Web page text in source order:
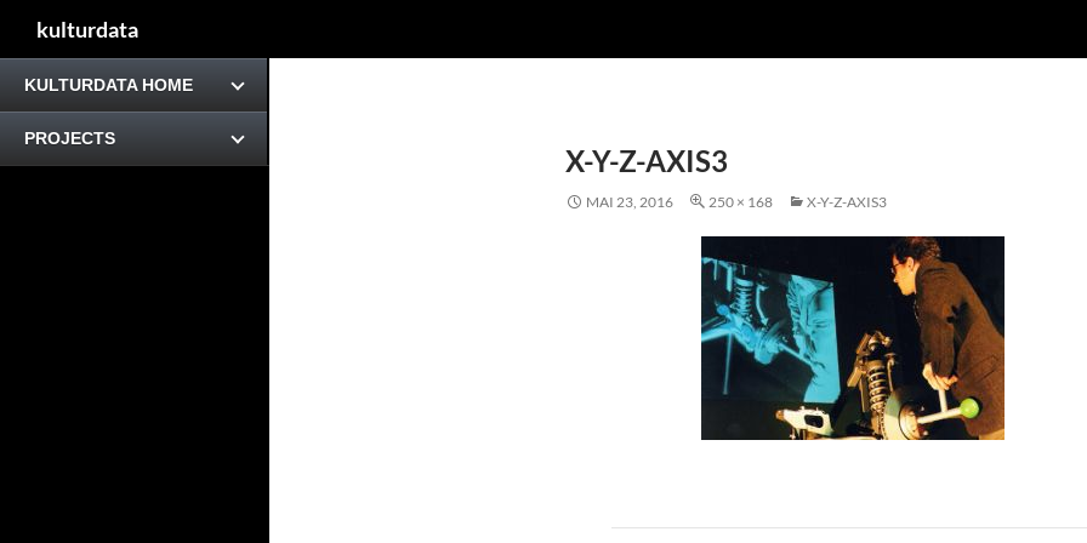
kulturdata
X-Y-Z-AXIS3
MAI 23, 2016 250 × 168 X-Y-Z-AXIS3
KULTURDATA HOME
PROJECTS